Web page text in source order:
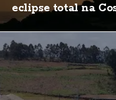
eclipse total na